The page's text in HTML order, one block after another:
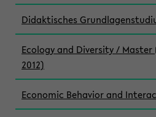
Didaktisches
Ecology and Diversity / Master
2012)
Economic Behavior and